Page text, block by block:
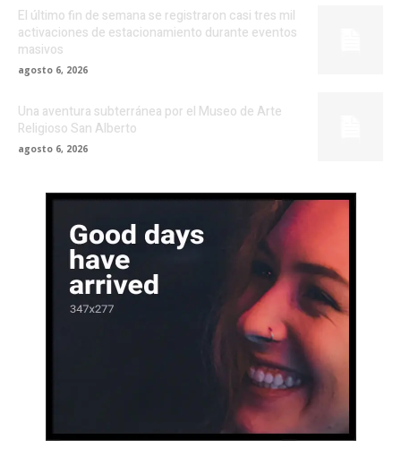
El último fin de semana se registraron casi tres mil
activaciones de estacionamiento durante eventos
masivos
agosto 6, 2026
Una aventura subterránea por el Museo de Arte
Religioso San Alberto
agosto 6, 2026